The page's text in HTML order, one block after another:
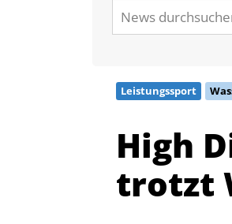
Leistungssport
High
trotzt